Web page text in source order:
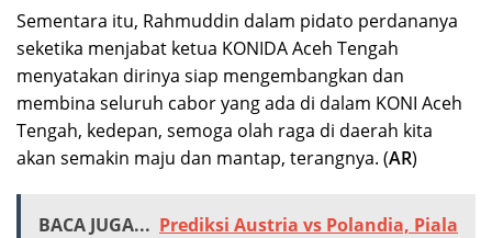
Sementara itu, Rahmuddin dalam pidato perdananya
seketika menjabat ketua KONIDA Aceh Tengah
menyatakan dirinya siap mengembangkan dan
membina seluruh cabor yang ada di dalam KONI Aceh
Tengah, kedepan, semoga olah raga di daerah kita
akan semakin maju dan mantap, terangnya. (AR)
BACA JUGA... Prediksi Austria vs Polandia, Piala